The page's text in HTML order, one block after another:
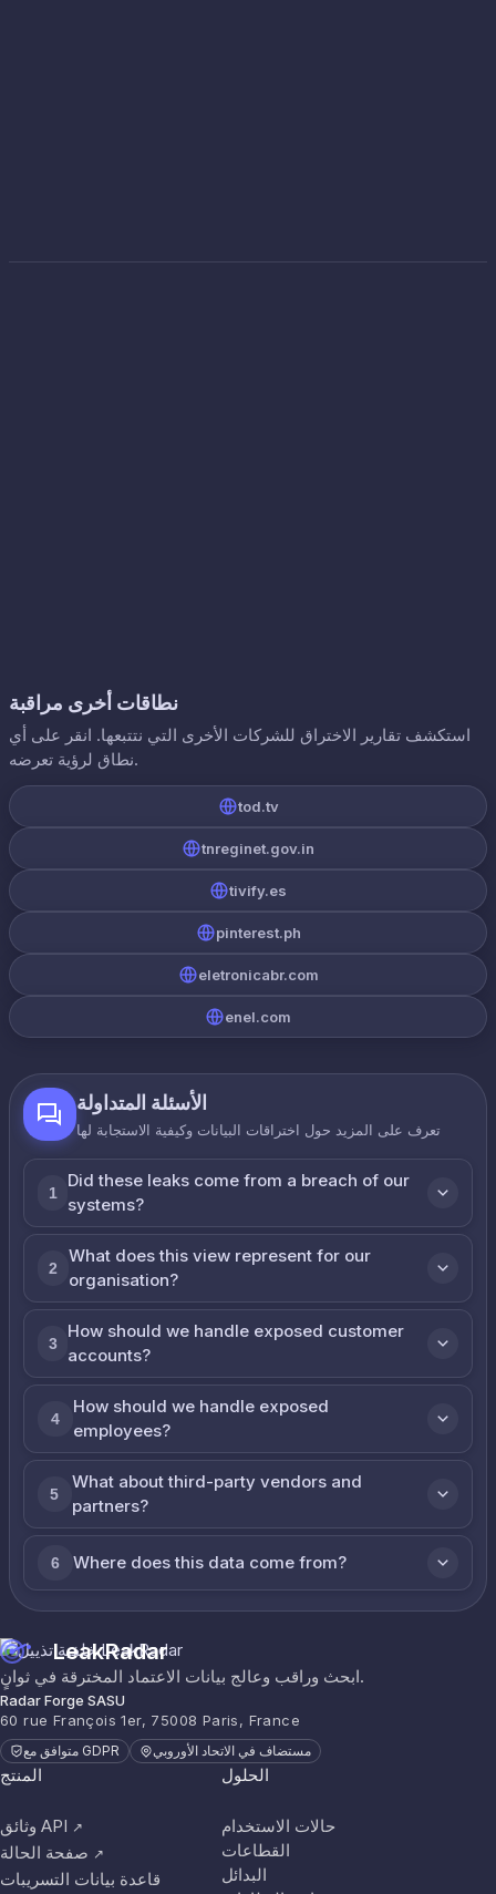
نطاقات أخرى مراقبة
استكشف تقارير الاختراق للشركات الأخرى التي نتتبعها. انقر على أي
نطاق لرؤية تعرضه.
tod.tv
tnreginet.gov.in
tivify.es
pinterest.ph
eletronicabr.com
enel.com
الأسئلة المتداولة
تعرف على المزيد حول اختراقات البيانات وكيفية الاستجابة لها
1
Did these leaks come from a breach of our
systems?
2
What does this view represent for our
organisation?
3
How should we handle exposed customer
accounts?
4
How should we handle exposed
employees?
5
What about third-party vendors and
partners?
6 Where does this data come from?
LeakRadar
ابحث وراقب وعالج بيانات الاعتماد المخترقة في ثوانٍ.
Radar Forge SASU
60 rue François 1er, 75008 Paris, France
متوافق مع GDPR مستضاف في الاتحاد الأوروبي
المنتج
وثائق API ↗
صفحة الحالة ↗
قاعدة بيانات التسريبات
الحلول
حالات الاستخدام
القطاعات
البدائل